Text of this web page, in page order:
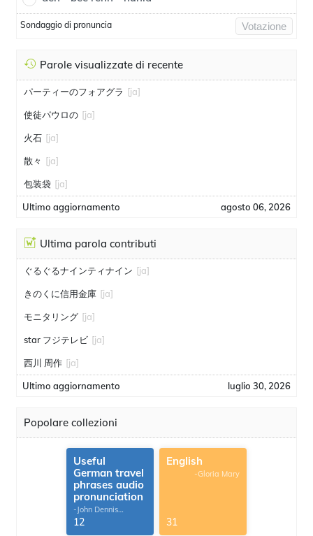
Sondaggio di pronuncia Votazione
Parole visualizzate di recente
パーティーのフォアグラ [ja]
使徒パウロの [ja]
火石 [ja]
散々 [ja]
包装袋 [ja]
Ultimo aggiornamento agosto 06, 2026
Ultima parola contributi
ぐるぐるナインティナイン [ja]
きのくに信用金庫 [ja]
モニタリング [ja]
star フジテレビ [ja]
西川 周作 [ja]
Ultimo aggiornamento luglio 30, 2026
Popolare collezioni
Useful
German travel
phrases audio
pronunciation
-John Dennis
G.Thomas
12
English
-Gloria Mary
31